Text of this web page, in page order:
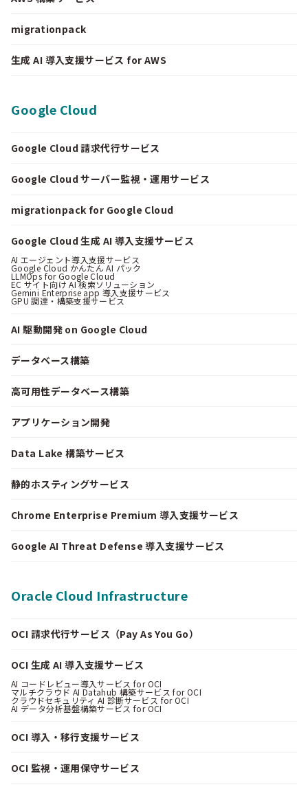
migrationpack
生成 AI 導入支援サービス for AWS
Google Cloud
Google Cloud 請求代行サービス
Google Cloud サーバー監視・運用サービス
migrationpack for Google Cloud
Google Cloud 生成 AI 導入支援サービス
AI エージェント導入支援サービス
Google Cloud かんたん AI パック
LLMOps for Google Cloud
EC サイト向け AI 検索ソリューション
Gemini Enterprise app 導入支援サービス
GPU 調達・構築支援サービス
AI 駆動開発 on Google Cloud
データベース構築
高可用性データベース構築
アプリケーション開発
Data Lake 構築サービス
静的ホスティングサービス
Chrome Enterprise Premium 導入支援サービス
Google AI Threat Defense 導入支援サービス
Oracle Cloud Infrastructure
OCI 請求代行サービス（Pay As You Go）
OCI 生成 AI 導入支援サービス
AI コードレビュー導入サービス for OCI
マルチクラウド AI Datahub 構築サービス for OCI
クラウドセキュリティ AI 診断サービス for OCI
AI データ分析基盤構築サービス for OCI
OCI 導入・移行支援サービス
OCI 監視・運用保守サービス